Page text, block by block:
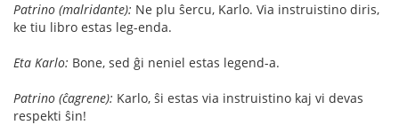
Patrino (malridante): Ne plu ŝercu, Karlo. Via instruistino diris,
ke tiu libro estas leg-enda.
Eta Karlo: Bone, sed ĝi neniel estas legend-a.
Patrino (ĉagrene): Karlo, ŝi estas via instruistino kaj vi devas
respekti ŝin!